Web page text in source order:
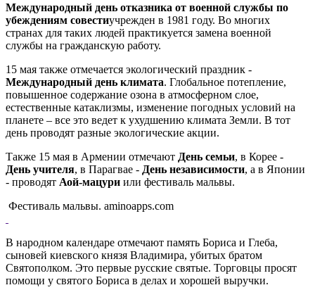
Международный день отказника от военной службы по
убеждениям совестиучрежден в 1981 году. Во многих
странах для таких людей практикуется замена военной
службы на гражданскую работу.
15 мая также отмечается экологический праздник -
Международный день климата. Глобальное потепление,
повышенное содержание озона в атмосферном слое,
естественные катаклизмы, изменение погодных условий на
планете – все это ведет к ухудшению климата Земли. В тот
день проводят разные экологические акции.
Также 15 мая в Армении отмечают День семьи, в Корее -
День учителя, в Парагвае - День независимости, а в Японии
- проводят Аой-мацури или фестиваль мальвы.
Фестиваль мальвы. aminoapps.com
В народном календаре отмечают память Бориса и Глеба,
сыновей киевского князя Владимира, убитых братом
Святополком. Это первые русские святые. Торговцы просят
помощи у святого Бориса в делах и хорошей выручки.